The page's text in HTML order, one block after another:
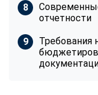
отчетности
Требования